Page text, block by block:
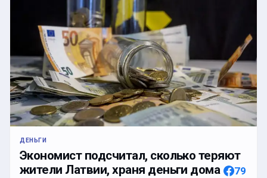
ДЕНЬГИ
Экономист подсчитал, сколько теряют
жители Латвии, храня деньги дома
79